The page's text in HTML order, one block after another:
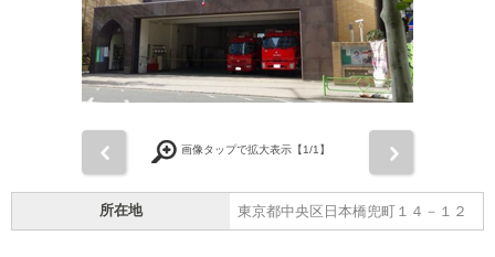
画像タップで拡大表示【1/1】
所在地 東京都中央区日本橋兜町１４－１２